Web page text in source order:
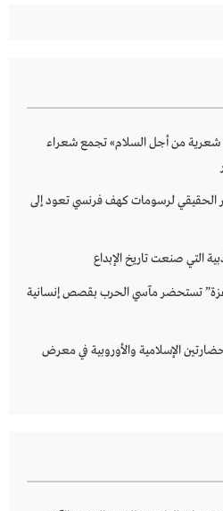
شعرية من أجل السلام» تجمع شعراء
الحقيقي لرسومات كهف فرنسي تعود إلى
التي صنعت تاريخ الإبداع
تستحضر مآسي الحرب بقصص إنسانية
الإسلامية والأوروبية في معرض